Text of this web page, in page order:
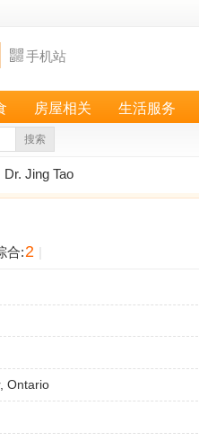
手机站
房屋相关 生活服务
搜索
Jing Tao
合:2
Ontario